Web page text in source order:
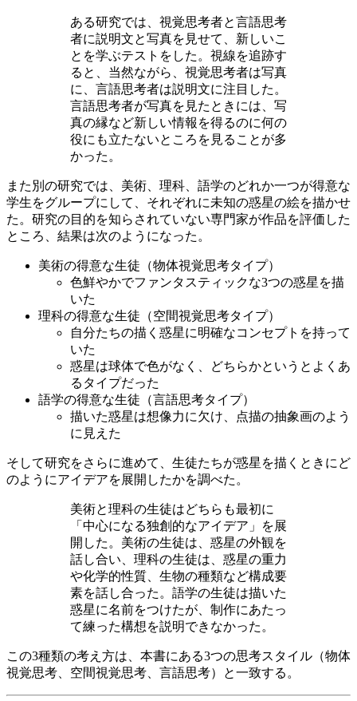
ある研究では、視覚思考者と言語思考
者に説明文と写真を見せて、新しいこ
とを学ぶテストをした。視線を追跡す
ると、当然ながら、視覚思考者は写真
に、言語思考者は説明文に注目した。
言語思考者が写真を見たときには、写
真の縁など新しい情報を得るのに何の
役にも立たないところを見ることが多
かった。
また別の研究では、美術、理科、語学のどれか一つが得意な
学生をグループにして、それぞれに未知の惑星の絵を描かせ
た。研究の目的を知らされていない専門家が作品を評価した
ところ、結果は次のようになった。
美術の得意な生徒（物体視覚思考タイプ）
色鮮やかでファンタスティックな3つの惑星を描
いた
理科の得意な生徒（空間視覚思考タイプ）
自分たちの描く惑星に明確なコンセプトを持って
いた
惑星は球体で色がなく、どちらかというとよくあ
るタイプだった
語学の得意な生徒（言語思考タイプ）
描いた惑星は想像力に欠け、点描の抽象画のよう
に見えた
そして研究をさらに進めて、生徒たちが惑星を描くときにど
のようにアイデアを展開したかを調べた。
美術と理科の生徒はどちらも最初に
「中心になる独創的なアイデア」を展
開した。美術の生徒は、惑星の外観を
話し合い、理科の生徒は、惑星の重力
や化学的性質、生物の種類など構成要
素を話し合った。語学の生徒は描いた
惑星に名前をつけたが、制作にあたっ
て練った構想を説明できなかった。
この3種類の考え方は、本書にある3つの思考スタイル（物体
視覚思考、空間視覚思考、言語思考）と一致する。